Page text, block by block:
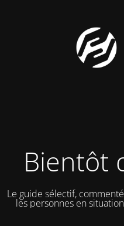
Bientôt
Le guide sélectif,
les personnes en